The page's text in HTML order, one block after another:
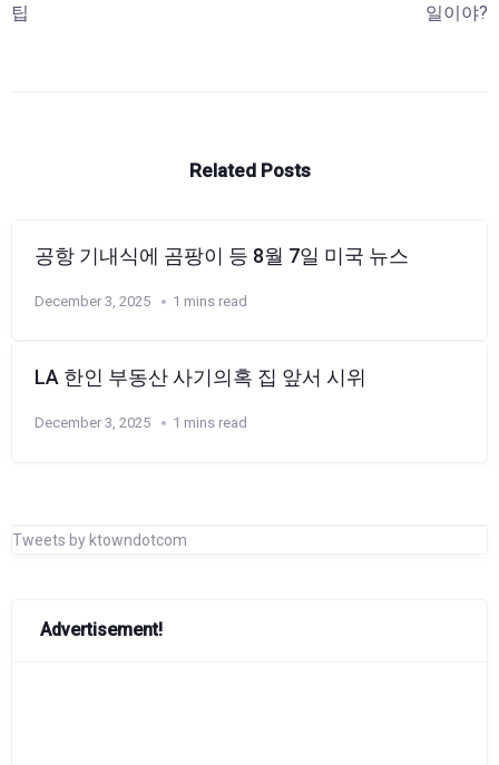
팁
일이야?
Related Posts
공항 기내식에 곰팡이 등 8월 7일 미국 뉴스
December 3, 2025 1 mins read
LA 한인 부동산 사기의혹 집 앞서 시위
December 3, 2025 1 mins read
Tweets by ktowndotcom
Advertisement!